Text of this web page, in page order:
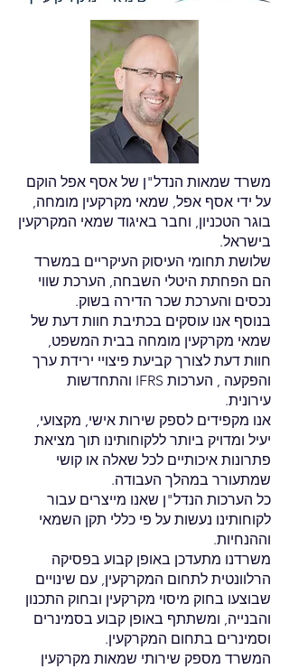
משרד שמאות הנדל"ן של אסף אפל הוקם
על ידי אסף אפל, שמאי מקרקעין מומחה,
בוגר הטכניון, וחבר באיגוד שמאי המקרקעין
בישראל.
שלושת תחומי העיסוק העיקריים במשרד
הם הפחתת היטלי השבחה, הערכת שווי
נכסים והערכת שכר הדירה בשוק.
בנוסף אנו עוסקים בכתיבת חוות דעת של
שמאי מקרקעין מומחה בבית המשפט,
חוות דעת לצורך קביעת פיצויי ירידת ערך
והפקעה
, הערכות IFRS והתחדשות
עירונית.
אנו מקפידים לספק שירות אישי, מקצועי,
יעיל ומדויק ביותר ללקוחותינו תוך מציאת
פתרונות איכותיים לכל שאלה או קושי
שמתעורר במהלך העבודה.
כל הערכות הנדל"ן שאנו מייצרים עבור
לקוחותינו נעשות על פי כללי תקן השמאי
וההנחיות.
משרדנו מתעדכן באופן קבוע בפסיקה
הרלוונטית לתחום המקרקעין, עם שינויים
שבוצעו בחוק מיסוי מקרקעין ובחוק התכנון
והבנייה, ומשתתף באופן קבוע בסמינרים
וסמינרים בתחום המקרקעין.
המשרד מספק שירותי שמאות מקרקעין